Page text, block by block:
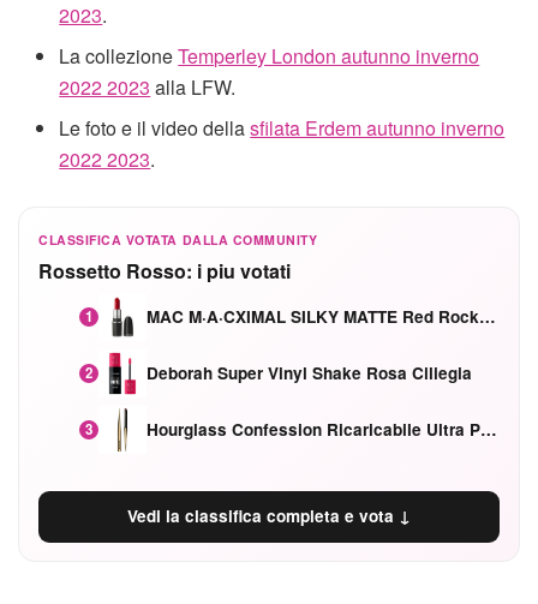
2023.
La collezioneTemperley London autunno inverno
2022 2023 alla LFW.
Le foto e il video dellasfilata Erdem autunno inverno
2022 2023.
CLASSIFICA VOTATA DALLA COMMUNITY
Rossetto Rosso: i piu votati
1 MAC M·A·CXIMAL SILKY MATTE Red Rock mat
2 Deborah Super Vinyl Shake Rosa Ciliegia
3 Hourglass Confession Ricaricabile Ultra Preciso Ad Alta Intensità Secretly Classic Red
Vedi la classifica completa e vota ↓